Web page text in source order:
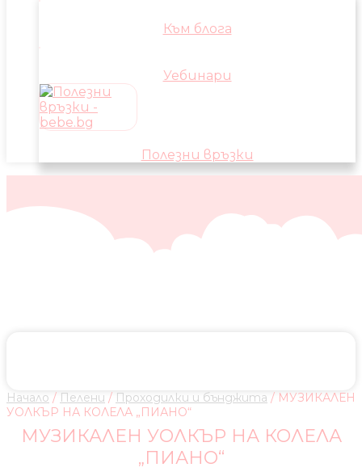
Към блога
Уебинари
Полезни връзки
Начало / Пелени / Проходилки и бънджита / МУЗИКАЛЕН
УОЛКЪР НА КОЛЕЛА „ПИАНО“
МУЗИКАЛЕН УОЛКЪР НА КОЛЕЛА
„ПИАНО“